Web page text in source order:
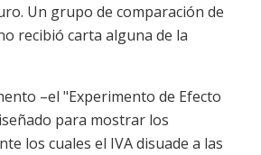
Un grupo de comparación de
recibió carta alguna de la
–el "Experimento de Efecto
para mostrar los
los cuales el IVA disuade a las